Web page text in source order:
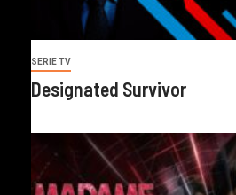
SERIE TV
Designated Survivor